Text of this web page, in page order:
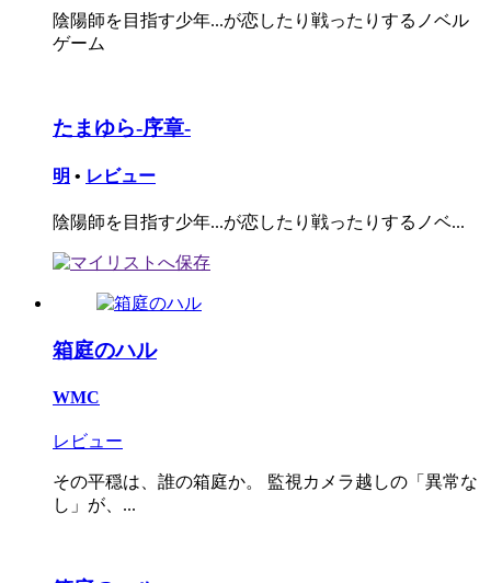
陰陽師を目指す少年...が恋したり戦ったりするノベル
ゲーム
たまゆら-序章-
明 • レビュー
陰陽師を目指す少年...が恋したり戦ったりするノベ...
箱庭のハル
WMC
レビュー
その平穏は、誰の箱庭か。 監視カメラ越しの「異常な
し」が、...